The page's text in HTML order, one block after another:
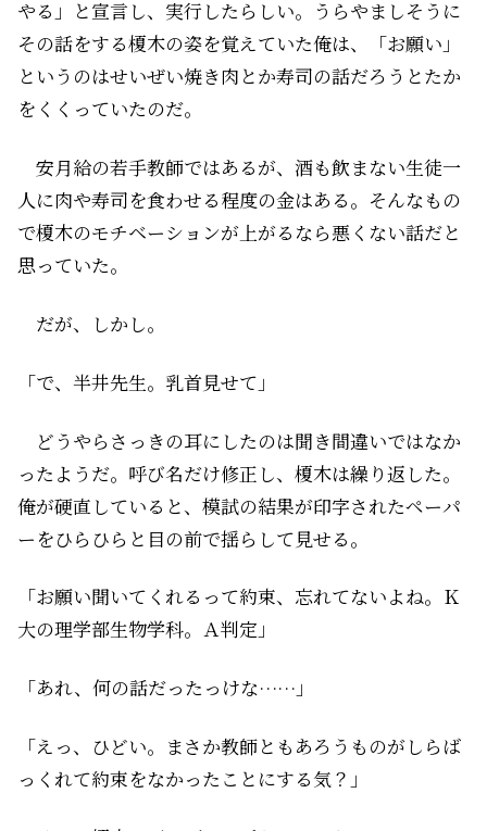
やる」と宣言し、実行したらしい。うらやましそうに
その話をする榎木の姿を覚えていた俺は、「お願い」
というのはせいぜい焼き肉とか寿司の話だろうとたか
をくくっていたのだ。
安月給の若手教師ではあるが、酒も飲まない生徒一
人に肉や寿司を食わせる程度の金はある。そんなもの
で榎木のモチベーションが上がるなら悪くない話だと
思っていた。
だが、しかし――。
「で、半井先生。乳首見せて」
どうやらさっきの耳にしたのは聞き間違いではなか
ったようだ。呼び名だけ修正し、榎木は繰り返した。
俺が硬直していると、模試の結果が印字されたペーパ
ーをひらひらと目の前で揺らして見せる。
「お願い聞いてくれるって約束、忘れてないよね。Ｋ
大の理学部生物学科。Ａ判定」
「あれ、何の話だったっけな……」
「えっ、ひどい。まさか教師ともあろうものがしらば
っくれて約束をなかったことにする気？」